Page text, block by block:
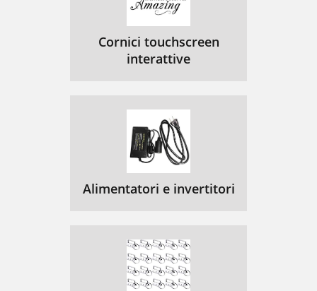
Cornici touchscreen
interattive
Alimentatori e invertitori